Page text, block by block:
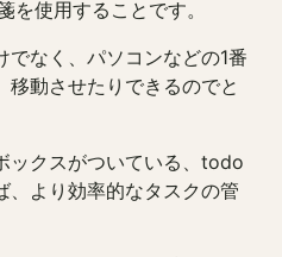
使用することです。
なく、パソコンなどの1番
移動させたりできるのでと
ックスがついている、todo
、より効率的なタスクの管